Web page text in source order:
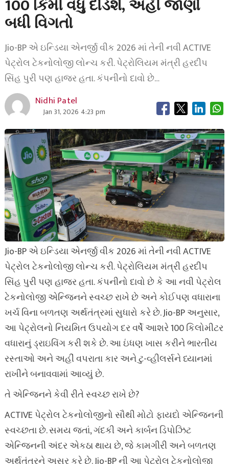
100 કિમી વધુ દોડશે, અહીં જાણો
બધી વિગતો
Jio-BP એ ઇન્ડિયા એનર્જી વીક 2026 માં તેની નવી ACTIVE
પેટ્રોલ ટેકનોલોજી લોન્ચ કરી. પેટ્રોલિયમ મંત્રી હરદીપ
સિંહ પુરી પણ હાજર હતા. કંપનીનો દાવો છે…
Nidhi Patel
Jan 31, 2026 4:23 pm
Jio-BP એ ઇન્ડિયા એનર્જી વીક 2026 માં તેની નવી ACTIVE
પેટ્રોલ ટેકનોલોજી લોન્ચ કરી. પેટ્રોલિયમ મંત્રી હરદીપ
સિંહ પુરી પણ હાજર હતા. કંપનીનો દાવો છે કે આ નવી પેટ્રોલ
ટેકનોલોજી એન્જિનને સ્વચ્છ રાખે છે અને કોઈપણ વધારાના
ખર્ચ વિના બળતણ અર્થતંત્રમાં સુધારો કરે છે. Jio-BP અનુસાર,
આ પેટ્રોલનો નિયમિત ઉપયોગ દર વર્ષે આશરે 100 કિલોમીટર
વધારાનું ડ્રાઇવિંગ કરી શકે છે. આ ઇંધણ ખાસ કરીને ભારતીય
રસ્તાઓ અને અહીં વપરાતા કાર અને ટુ-વ્હીલર્સને ધ્યાનમાં
રાખીને બનાવવામાં આવ્યું છે.
તે એન્જિનને કેવી રીતે સ્વચ્છ રાખે છે?
ACTIVE પેટ્રોલ ટેકનોલોજીનો સૌથી મોટો ફાયદો એન્જિનની
સ્વચ્છતા છે. સમય જતાં, ગંદકી અને કાર્બન ડિપોઝિટ
એન્જિનની અંદર એકઠા થાય છે, જે કામગીરી અને બળતણ